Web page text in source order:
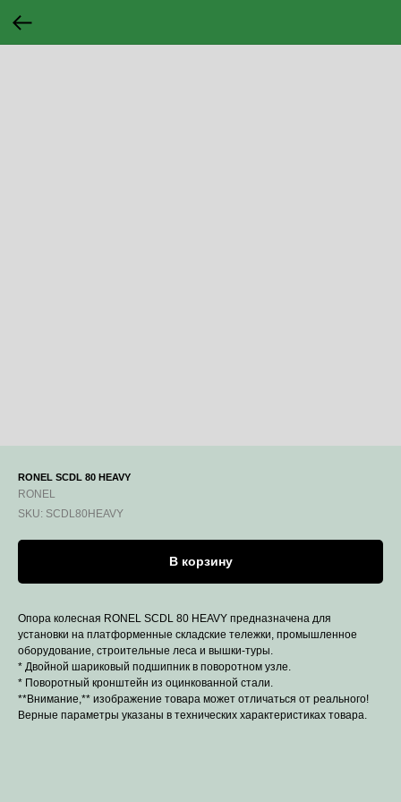
RONEL SCDL 80 HEAVY
RONEL
SKU: SCDL80HEAVY
В корзину
Опора колесная RONEL SCDL 80 HEAVY предназначена для
установки на платформенные складские тележки, промышленное
оборудование, строительные леса и вышки-туры.
* Двойной шариковый подшипник в поворотном узле.
* Поворотный кронштейн из оцинкованной стали.
**Внимание,** изображение товара может отличаться от реального!
Верные параметры указаны в технических характеристиках товара.